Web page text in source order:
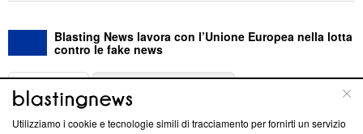
Blasting News lavora con l’Unione Europea nella lotta
contro le fake news
ABOUT
Utilizziamo i cookie e tecnologie simili di tracciamento per fornirti un servizio